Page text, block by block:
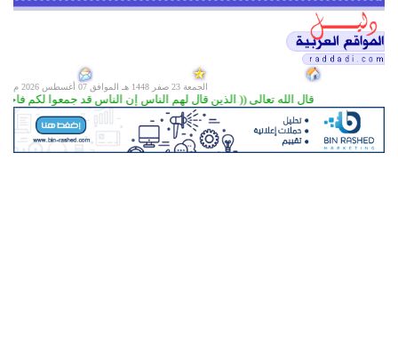
الجمعة 23 صفر 1448 هـ الموافق
قال الله تعالى (( الذين قال لهم الناس إن الناس قد جمعوا لكم فاخشوهم فزادهم